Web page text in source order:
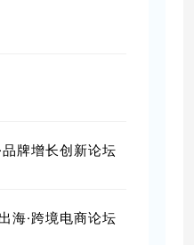
牌增长创新论坛
海·跨境电商论坛